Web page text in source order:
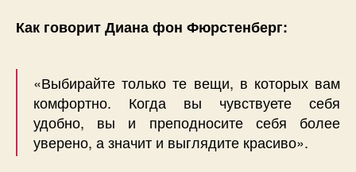
Как говорит Диана фон Фюрстенберг:
«Выбирайте только те вещи, в которых вам
комфортно. Когда вы чувствуете себя
удобно, вы и преподносите себя более
уверено, а значит и выглядите красиво».